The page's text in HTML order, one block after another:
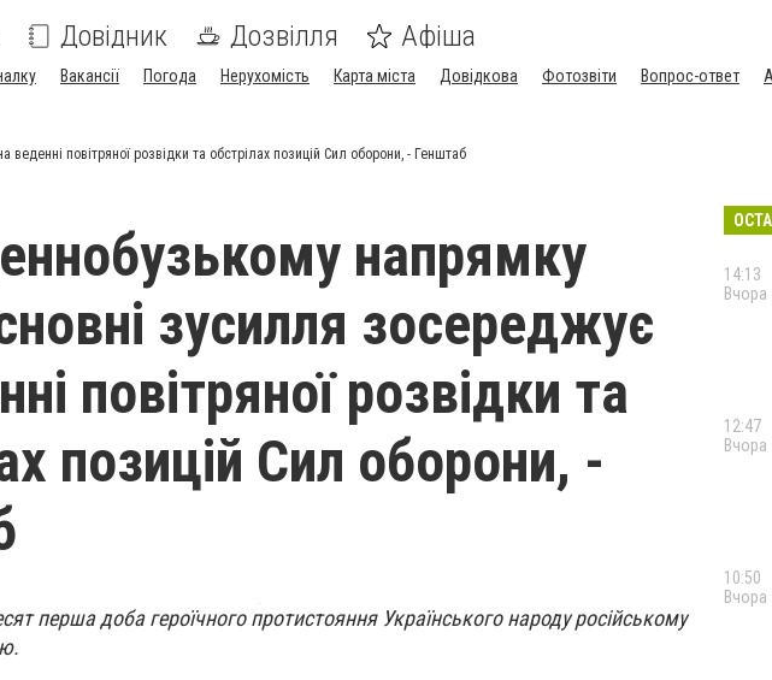
Довідник Дозвілля Афіша
Вакансії Погода Нерухомість Карта міста Довідкова Фотозвіти Вопрос-ответ
повітряної розвідки та обстрілах позицій Сил оборони, - Генштаб
напрямку
зусилля зосереджує
повітряної розвідки та
позицій Сил оборони, -
перша доба героїчного протистояння Українського народу російському
14:13
Вчора
12:47
Вчора
10:50
Вчора